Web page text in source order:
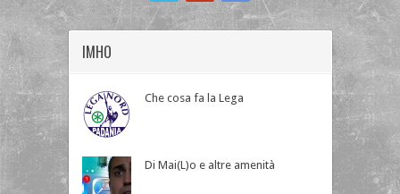
IMHO
Che cosa fa la Lega
Di Mai(L)o e altre amenità